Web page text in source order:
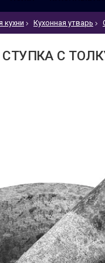
кухни Кухонная утварь
СТУПКА С